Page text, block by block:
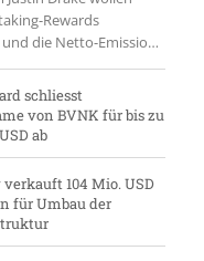
Rewards
die Netto-Emission
ETH auf null senken.
schliesst
von BVNK für bis zu
ab
104 Mio. USD
für Umbau der